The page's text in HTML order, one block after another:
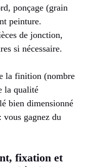
ponçage (grain
peinture.
de jonction,
si nécessaire.
la finition (nombre
la qualité
bien dimensionné
gagnez du
fixation et